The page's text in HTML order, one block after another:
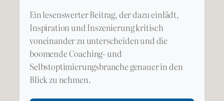
Ein lesenswerter Beitrag, der dazu einlädt,
Inspiration und Inszenierung kritisch
voneinander zu unterscheiden und die
boomende Coaching- und
Selbstoptimierungsbranche genauer in den
Blick zu nehmen.